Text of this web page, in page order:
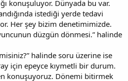
konuşuluyor. Dünyada bu var.
istediği yerde tedavi
Her şey bizim denetimimizde.
düzgün dönmesi.” halinde
halinde soru üzerine ise
için epeyce kıymetli bir durum.
konuşuyoruz. Dönemi bitirmek